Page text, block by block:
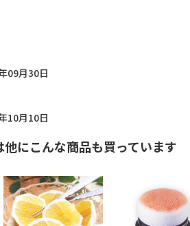
09月30日
10月10日
にこんな商品も買っています